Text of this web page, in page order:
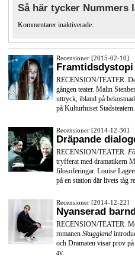
Så här tycker Nummers
Kommentarer inaktiverade.
Recensioner [2015-02-10]
RECENSION/TEATER.
gången teater. Malin
uttryck, ibland på
på Kulturhuset Stadsteatern.
Recensioner [2014-12-30]
Dräpande
RECENSION/TEATER.
tryfferat med dramatikern
filosoferingar. Louise
på en station där livets tåg
Recensioner [2014-12-22]
Nyanserad
RECENSION/TEATER.
romanen Skuggland
och Dramaten visar prov
av.